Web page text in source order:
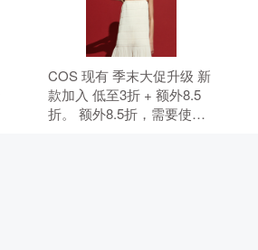
COS 现有 季末大促升级 新
款加入 低至3折 + 额外8.5
折。 额外8.5折，需要使用